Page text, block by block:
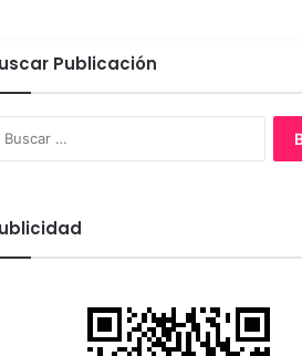
Publicación